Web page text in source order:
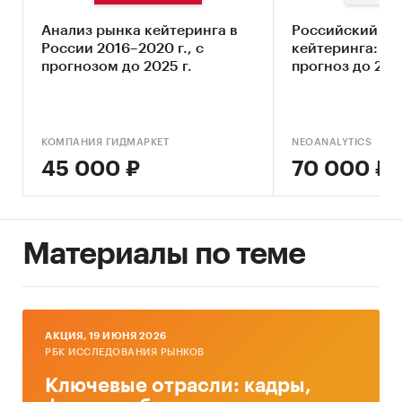
Ключевые компоненты рынка кейтеринга
Влияние макросреды
Методология прогнозирования
Источники информации:
Данные налоговой службы РФ
Открытые источники (сайты, порталы)
Отчетность эмитентов
Анализ рынка кейтеринга в
России 2016–2020 г., с
прогнозом до 2025 г.
КОМПАНИЯ ГИДМАРКЕТ
45 000 ₽
Российский
кейтеринга:
прогноз до
NEOANALYTICS
70 000 ₽
Материалы по теме
AКЦИЯ, 19 ИЮНЯ 2026
РБК ИССЛЕДОВАНИЯ РЫНКОВ
Ключевые отрасли: кадры,